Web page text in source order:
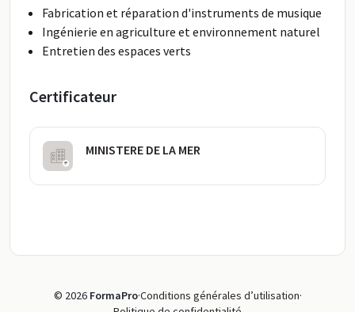
Fabrication et réparation d'instruments de musique
Ingénierie en agriculture et environnement naturel
Entretien des espaces verts
Certificateur
MINISTERE DE LA MER
© 2026 FormaPro·Conditions générales d’utilisation·